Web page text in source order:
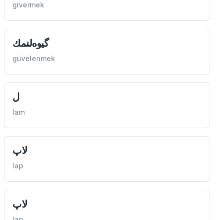
givermek
گیوه‌لنمك
güvelenmek
ل
lam
لاپ
lap
لاپ